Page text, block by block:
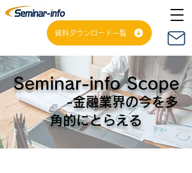
資料ダウンロード一覧
Seminar-info Scope
-金融業界の今を多
角的にとらえる